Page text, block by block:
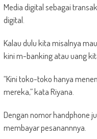
Media digital sebagai
digital.
Kalau dulu kita misalnya
kini m-banking atau uang
“Kini toko-toko hanya
mereka,” kata Riyana.
Dengan nomor handphone
membayar pesanannnya.